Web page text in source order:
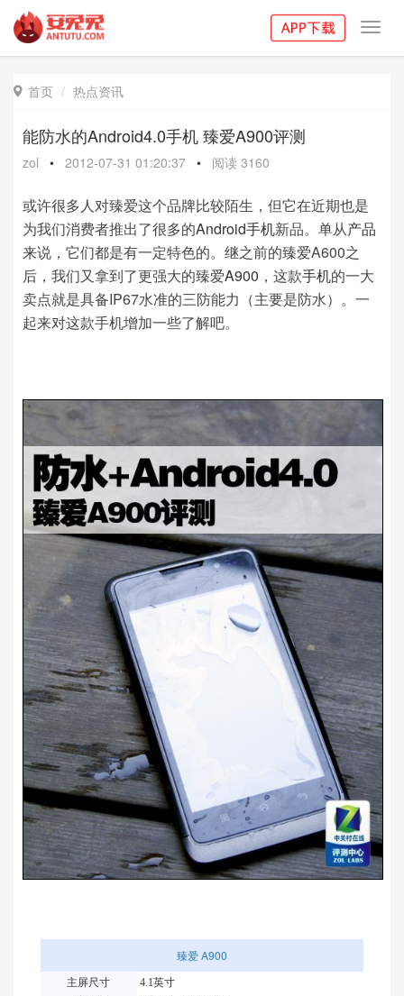
 首页 热点资讯
能防水的Android4.0手机 臻爱A900评测
zol • 2012-07-31 01:20:37 • 阅读 3160
或许很多人对臻爱这个品牌比较陌生，但它在近期也是
为我们消费者推出了很多的Android手机新品。单从产品
来说，它们都是有一定特色的。继之前的臻爱A600之
后，我们又拿到了更强大的臻爱A900 ，这款手机的一大
卖点就是具备IP67水准的三防能力（主要是防水）。一
起来对这款手机增加一些了解吧。
臻爱 A900
主屏尺寸
4.1英寸